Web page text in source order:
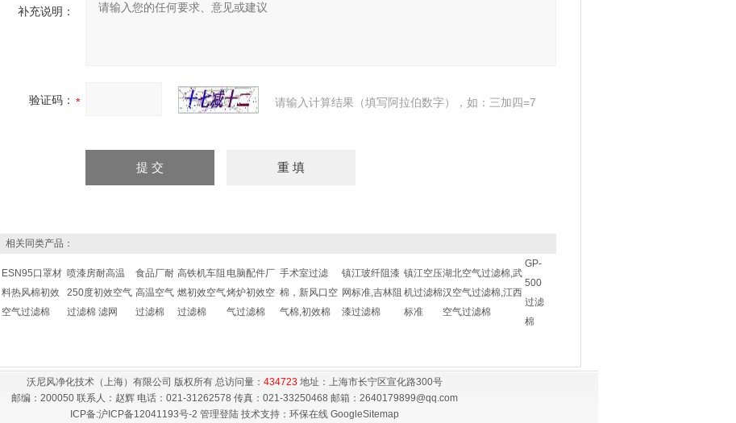
补充说明：
验证码： 请输入计算结果（填写阿拉伯数字），如：三加四=7
相关同类产品：
ESN95口罩材
料热风棉初效
空气过滤棉
喷漆房耐高温
250度初效空气
过滤棉 滤网
食品厂耐
高温空气
过滤棉
高铁机车阻
燃初效空气
过滤棉
电脑配件厂
烤炉初效空
气过滤棉
手术室过滤
棉，新风口空
气棉,初效棉
镇江玻纤阻漆
网标准,吉林阻
漆过滤棉
镇江空压
机过滤棉
标准
湖北空气过滤棉,武
汉空气过滤棉,江西
空气过滤棉
GP-
500
过滤
棉
沃尼风净化技术（上海）有限公司 版权所有 总访问量： 434723 地址：上海市长宁区宣化路300号
邮编：200050 联系人：赵辉 电话：021-31262578 传真：021-33250468 邮箱： 2640179899@qq.com
ICP备:沪ICP备12041193号-2 管理登陆 技术支持： 环保在线 GoogleSitemap